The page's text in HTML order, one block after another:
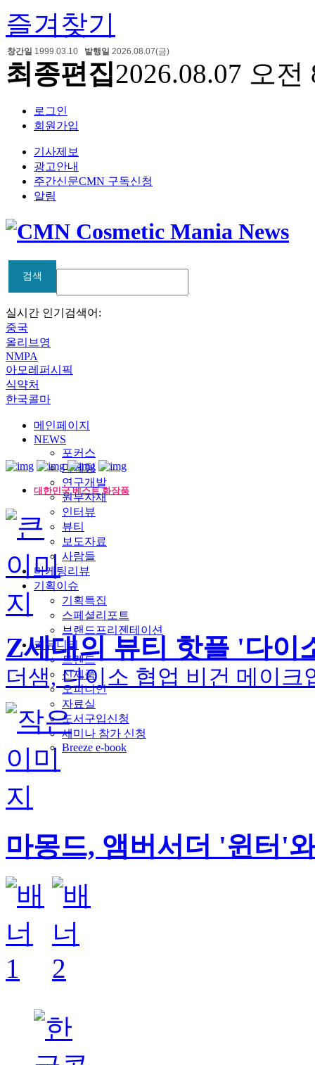
즐겨찾기
최종편집2026.08.07 오전
로그인
회원가입
기사제보
광고안내
주간신문CMN 구독신청
알림
창간일 1999.03.10 발행일 2026.08.07(금)
검색
검색
실시간 인기검색어:
중국
올리브영
NMPA
아모레퍼시픽
식약처
한국콜마
메인페이지
NEWS
포커스
마케팅
연구개발
원부자재
인터뷰
뷰티
보도자료
사람들
마케팅리뷰
기획이슈
기획특집
스페셜리포트
브랜드프리젠테이션
커뮤니티
트렌드
신제품
오피니언
자료실
도서구입신청
세미나 참가 신청
Breeze e-book
대한민국 베스트 화장품
Z세대의 뷰티 핫플 '다이
더샘, 다이소 협업 비건 메이
마몽드, 앰버서더 '윈터'